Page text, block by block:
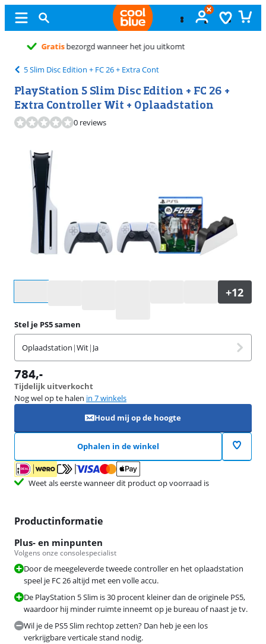
5 Slim Disc Edition + FC 26 + Extra Cont
PlayStation 5 Slim Disc Edition + FC 26 +
Extra Controller Wit + Oplaadstation
0 reviews
Stel je PS5 samen
Oplaadstation |Wit| Ja
784,-
Tijdelijk uitverkocht
Nog wel op te halen in 7 winkels
Houd mij op de hoogte
Ophalen in de winkel
Weet als eerste wanneer dit product op voorraad is
Productinformatie
Plus- en minpunten
Volgens onze consolespecialist
Door de meegeleverde tweede controller en het oplaadstation
speel je FC 26 altijd met een volle accu.
De PlayStation 5 Slim is 30 procent kleiner dan de originele PS5,
waardoor hij minder ruimte inneemt op je bureau of naast je tv.
Wil je de PS5 Slim rechtop zetten? Dan heb je een los
verkrijgbare verticale stand nodig.